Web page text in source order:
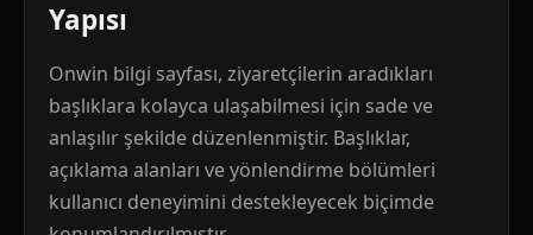
Yapısı
Onwin bilgi sayfası, ziyaretçilerin aradıkları
başlıklara kolayca ulaşabilmesi için sade ve
anlaşılır şekilde düzenlenmiştir. Başlıklar,
açıklama alanları ve yönlendirme bölümleri
kullanıcı deneyimini destekleyecek biçimde